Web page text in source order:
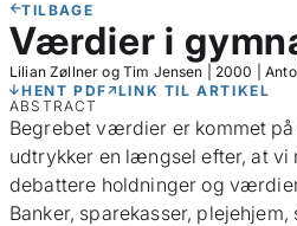
TILBAGE
Værdier i
Lilian Zøllner og Tim Jensen 2000 |
HENT PDF
LINK TIL ARTIKEL
ABSTRACT
Begrebet værdier er kommet
udtrykker en længsel efter, at vi
debattere holdninger og
Banker, sparekasser,